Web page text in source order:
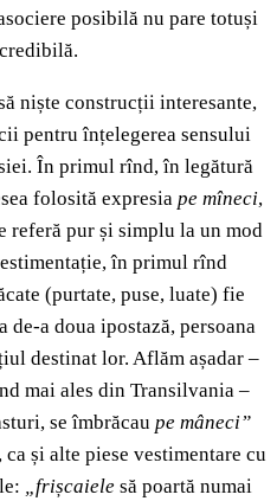
posibilă nu pare totuși
niște construcții interesante,
pentru înțelegerea sensului
În primul rînd, în legătură
folosită expresia pe mîneci,
referă pur și simplu la un mod
în primul rînd
(purtate, puse, luate) fie
de-a doua ipostază, persoana
destinat lor. Aflăm așadar –
mai ales din Transilvania –
se îmbrăcau pe mâneci”
ca și alte piese vestimentare cu
„frișcaiele să poartă numai